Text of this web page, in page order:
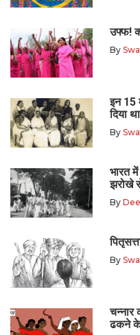
उफ्फ!
By
इन 15
दिया
By
भारत
झरोखे
By
By
चन्नार
ढकने के